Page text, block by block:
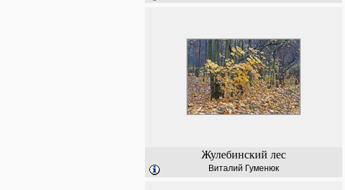
Жулебинский лес
Виталий Гуменюк